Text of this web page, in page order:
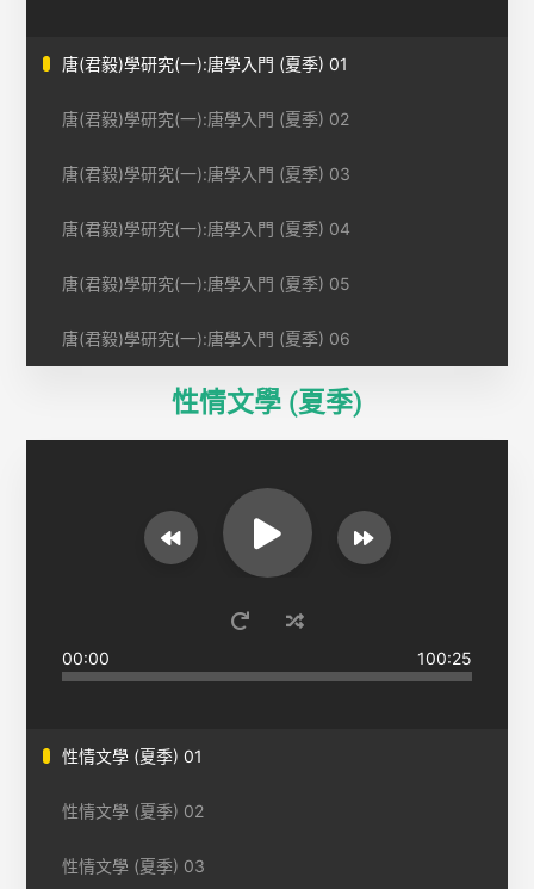
唐(君毅)學研究(一):唐學入門 (夏季) 01
唐(君毅)學研究(一):唐學入門 (夏季) 02
唐(君毅)學研究(一):唐學入門 (夏季) 03
唐(君毅)學研究(一):唐學入門 (夏季) 04
唐(君毅)學研究(一):唐學入門 (夏季) 05
唐(君毅)學研究(一):唐學入門 (夏季) 06
性情文學 (夏季)
00:00 100:25
性情文學 (夏季) 01
性情文學 (夏季) 02
性情文學 (夏季) 03